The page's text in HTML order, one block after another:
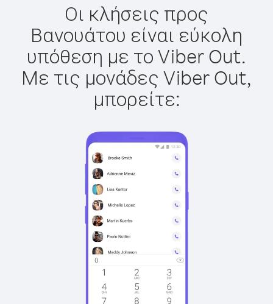
Οι κλήσεις προς
Βανουάτου είναι εύκολη
υπόθεση με το Viber Out.
Με τις μονάδες Viber Out,
μπορείτε: